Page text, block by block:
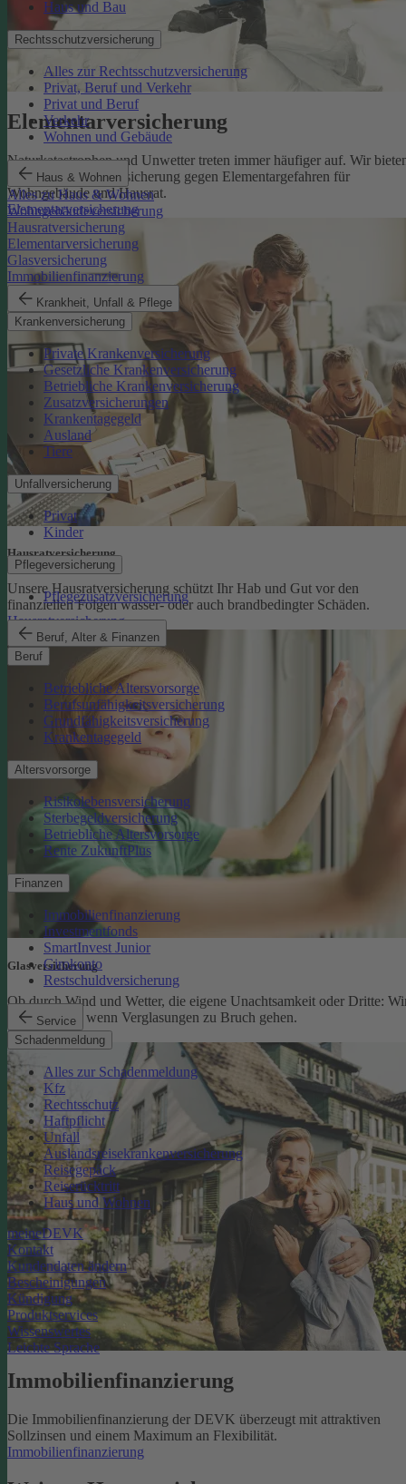
Haus und Bau
Rechtsschutzversicherung
Alles zur Rechtsschutzversicherung
Privat, Beruf und Verkehr
Privat und Beruf
Verkehr
Wohnen und Gebäude
Haus & Wohnen
Alles zu Haus & Wohnen
Wohngebäudeversicherung
Hausratversicherung
Elementarversicherung
Glasversicherung
Immobilienfinanzierung
Krankheit, Unfall & Pflege
Krankenversicherung
Private Krankenversicherung
Gesetzliche Krankenversicherung
Betriebliche Krankenversicherung
Zusatzversicherungen
Krankentagegeld
Ausland
Tiere
Unfallversicherung
Privat
Kinder
Pflegeversicherung
Pflegezusatzversicherung
Beruf, Alter & Finanzen
Beruf
Betriebliche Altersvorsorge
Berufsunfähigkeitsversicherung
Grundfähigkeitsversicherung
Krankentagegeld
Altersvorsorge
Risikolebensversicherung
Sterbegeldversicherung
Betriebliche Altersvorsorge
Rente ZukunftPlus
Finanzen
Immobilienfinanzierung
Investmentfonds
SmartInvest Junior
Girokonto
Restschuldversicherung
Service
Schadenmeldung
Alles zur Schadenmeldung
Kfz
Rechtsschutz
Haftpflicht
Unfall
Auslandsreisekrankenversicherung
Reisegepäck
Reiserücktritt
Haus und Wohnen
meineDEVK
Kontakt
Kundendaten ändern
Bescheinigungen
Kündigung
Produktservices
Wissenswertes
Leichte Sprache
Elementarversicherung
Naturkatastrophen und Unwetter treten immer häufiger auf. Wir
eine zuverlässige Absicherung gegen Elementargefahren für
Wohngebäude und Hausrat.
Elementarversicherung
Hausratversicherung
Unsere Hausratversicherung schützt Ihr Hab und Gut vor den
finanziellen Folgen wasser- oder auch brandbedingter Schäden.
Hausratversicherung
Glasversicherung
Ob durch Wind und Wetter, die eigene Unachtsamkeit oder Dritte:
schützen Sie, wenn Verglasungen zu Bruch gehen.
Glasversicherung
Immobilienfinanzierung
Die Immobilienfinanzierung der DEVK überzeugt mit attraktiven
Sollzinsen und einem Maximum an Flexibilität.
Immobilienfinanzierung